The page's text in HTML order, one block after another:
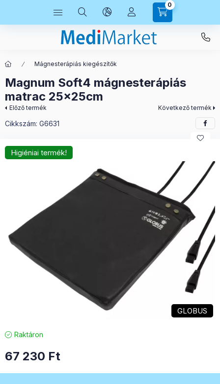
0
Mágnesterápiás kiegészítők
Magnum Soft4 mágnesterápiás
matrac 25x25cm
Előző termék Következő termék
Cikkszám: G6631
Higiéniai termék!
GLOBUS
Raktáron
67 230 Ft